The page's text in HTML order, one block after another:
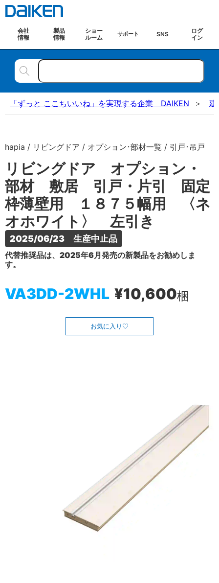
会社
情報
製品
情報
ショー
ルーム
サポート SNS
ログ
イン
「ずっと ここちいいね」を実現する企業 DAIKEN 建
hapia / リビングドア / オプション･部材一覧 / 引戸･吊戸
リビングドア オプション・
部材 敷居 引戸・片引 固定
枠薄壁用 １８７５幅用 〈ネ
オホワイト〉 左引き
2025/06/23　生産中止品
代替推奨品は、2025年6月発売の新製品をお勧めしま
す。
VA3DD-2WHL ¥10,600梱
お気に入り